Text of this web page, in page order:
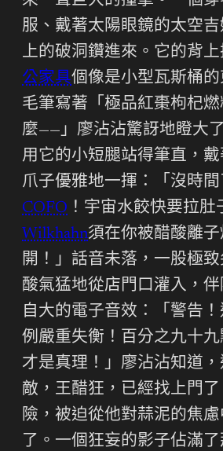
服、戴著太陽眼鏡的太空
上的破洞鑽進來。它的背
公家具個像是小型瓦斯桶
毛筆寫著「極品紅棗枸杞
麼——」廖沾沾驚訝地瞪大
用它的小短腿站得筆直，
爪子優雅地一揮：「沒時
COFO ！宇宙水餃快要拉
Wilkhahn須在你被醋酸離
開！」話音未落，一股極
酸氣猛地從店門口灌入，
自大的電子音效：「警告
例嚴重失衡！百分之九十九
才是真理！」廖沾沾知道
敵，王醋狂，已經找上門
險，被迫從他對蒜泥的焦
了。一個狂妄的影子佔滿